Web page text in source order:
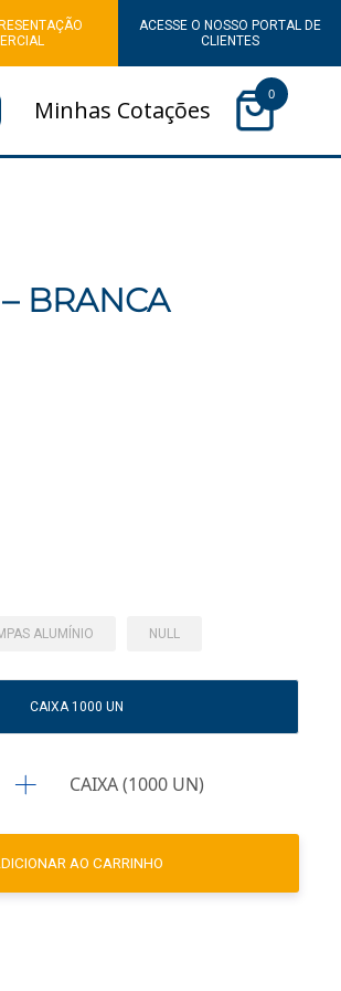
ACESSE O NOSSO PORTAL DE
CLIENTES
Minhas Cotações
0
BRANCA
ALUMÍNIO NULL
CAIXA 1000 UN
CAIXA (1000 UN)
AO CARRINHO